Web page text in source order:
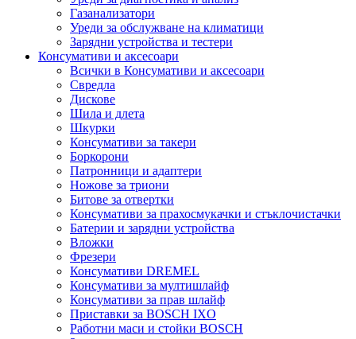
Газанализатори
Уреди за обслужване на климатици
Зарядни устройства и тестери
Консумативи и аксесоари
Всички в Консумативи и аксесоари
Свредла
Дискове
Шила и длета
Шкурки
Консумативи за такери
Боркорони
Патронници и адаптери
Ножове за триони
Битове за отвертки
Консумативи за прахосмукачки и стъклочистачки
Батерии и зарядни устройства
Вложки
Фрезери
Консумативи DREMEL
Консумативи за мултишлайф
Консумативи за прав шлайф
Приставки за BOSCH IXO
Работни маси и стойки BOSCH